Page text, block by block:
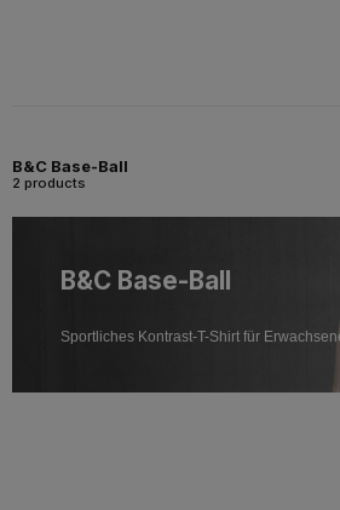
B&C Base-Ball
2 products
B&C Base-Ball
Sportliches Kontrast-T-Shirt für